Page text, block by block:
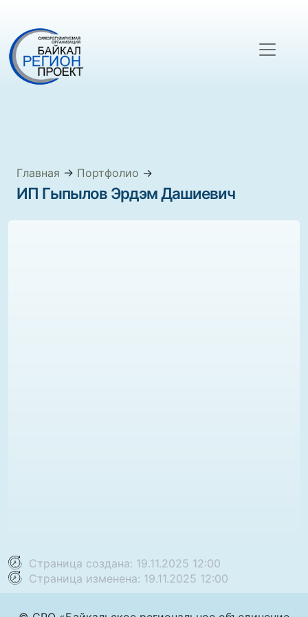
Главная → Портфолио →
ИП Гыпылов Эрдэм Дашиевич
Страница создана: 19.11.2025 12:00
Страница изменена: 19.11.2025 12:00